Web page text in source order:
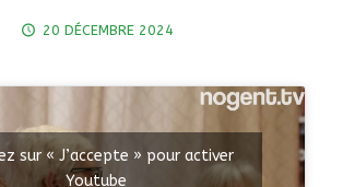
20 DÉCEMBRE 2024
sur « J’accepte » pour activer
Youtube